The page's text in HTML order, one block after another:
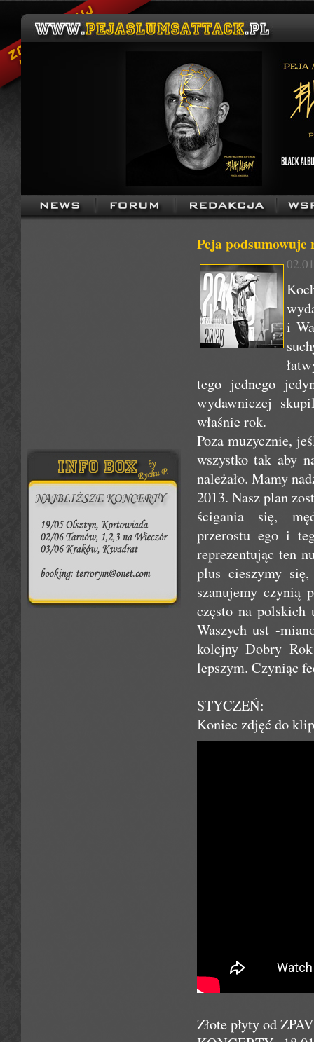
Peja podsumowuje
i
tego jednego
wydawniczej
właśnie rok.
Poza muzycznie,
wszystko tak aby
należało. Mamy
2013. Nasz plan
ścigania się,
przerostu ego i
reprezentując ten
plus cieszymy
szanujemy czynią
często na polskich
Waszych ust -
kolejny Dobry
lepszym. Czyniąc
STYCZEŃ:
Koniec zdjęć do
Złote płyty od